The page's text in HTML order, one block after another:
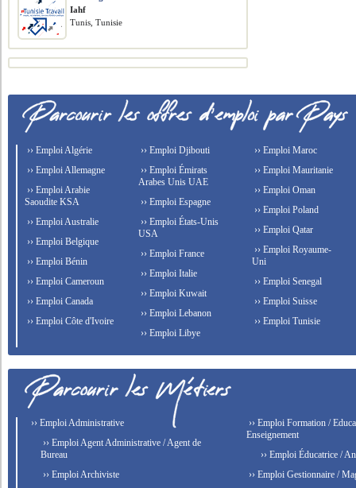
Iahf
Tunis, Tunisie
›› Emploi Algérie
›› Emploi Allemagne
›› Emploi Arabie
Saoudite KSA
›› Emploi Australie
›› Emploi Belgique
›› Emploi Bénin
›› Emploi Cameroun
›› Emploi Canada
›› Emploi Côte d'Ivoire
›› Emploi Djibouti
›› Emploi Émirats
Arabes Unis UAE
›› Emploi Espagne
›› Emploi États-Unis
USA
›› Emploi France
›› Emploi Italie
›› Emploi Kuwait
›› Emploi Lebanon
›› Emploi Libye
›› Emploi Maroc
›› Emploi Mauritanie
›› Emploi Oman
›› Emploi Poland
›› Emploi Qatar
›› Emploi Royaume-
Uni
›› Emploi Senegal
›› Emploi Suisse
›› Emploi Tunisie
›› Emploi Administrative
›› Emploi Agent Administrative / Agent de
Bureau
›› Emploi Archiviste
›› Emploi Formation /
Enseignement
›› Emploi Éducatrice /
›› Emploi Gestionnaire /